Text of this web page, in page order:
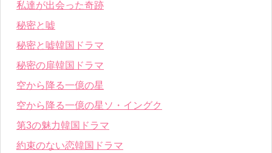
私達が出会った奇跡
秘密と嘘
秘密と嘘韓国ドラマ
秘密の扉韓国ドラマ
空から降る一億の星
空から降る一億の星ソ・イングク
第3の魅力韓国ドラマ
約束のない恋韓国ドラマ